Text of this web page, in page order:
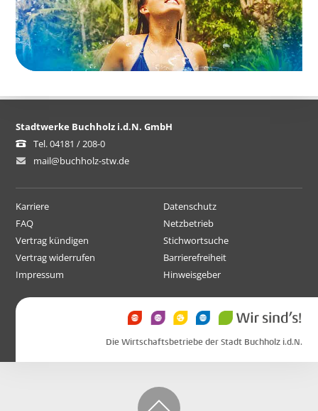
Stadtwerke Buchholz i.d.N. GmbH
Tel. 04181 / 208-0
mail@buchholz-stw.de
Karriere
FAQ
Vertrag kündigen
Vertrag widerrufen
Impressum
Datenschutz
Netzbetrieb
Stichwortsuche
Barrierefreiheit
Hinweisgeber
Die Wirtschaftsbetriebe der Stadt Buchholz i.d.N.